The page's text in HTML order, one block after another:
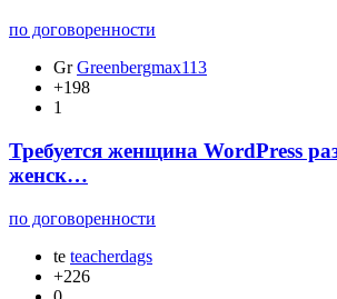
по договоренности
Gr Greenbergmax113
+198
1
Требуется женщина WordPress
женск…
по договоренности
te teacherdags
+226